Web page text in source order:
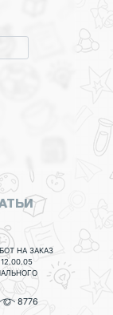
НА ЗАКАЗ
8776